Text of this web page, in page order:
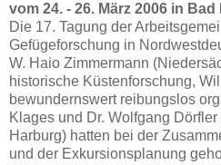
vom 24. - 26. März 2006 in
Die 17. Tagung der
Gefügeforschung in
W. Haio Zimmermann
historische Küstenforschung,
bewundernswert reibungslos
Klages und Dr. Wolfgang
Harburg) hatten bei der
und der Exkursionsplanung